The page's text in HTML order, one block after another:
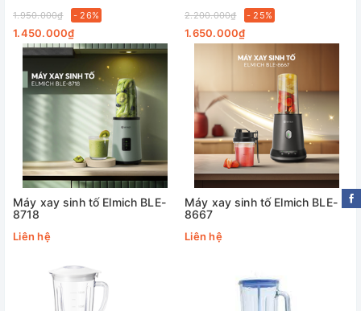
1.950.000₫ - 26%
1.450.000₫
2.200.000₫ - 25%
1.650.000₫
Máy xay sinh tố Elmich BLE-
8718
Liên hệ
Máy xay sinh tố Elmich BLE-
8667
Liên hệ